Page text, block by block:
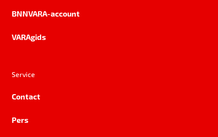
BNNVARA-account
VARAgids
Service
Contact
Pers